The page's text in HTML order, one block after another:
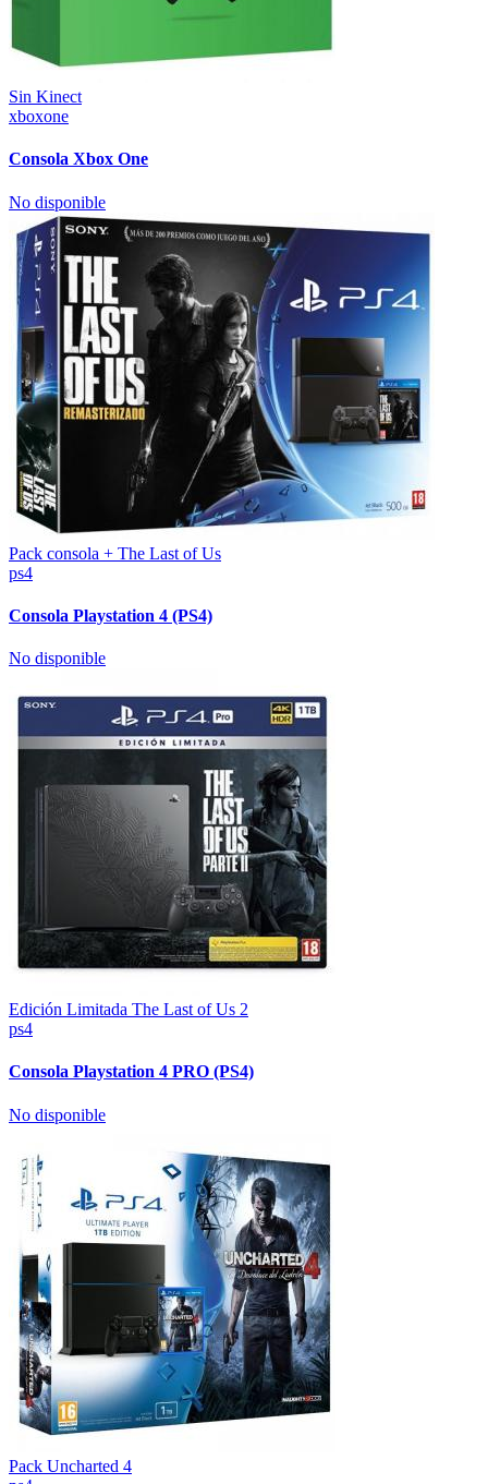
Sin Kinect
xboxone
Consola Xbox One
No disponible
Pack consola + The Last of Us
ps4
Consola Playstation 4 (PS4)
No disponible
Edición Limitada The Last of Us 2
ps4
Consola Playstation 4 PRO (PS4)
No disponible
Pack Uncharted 4